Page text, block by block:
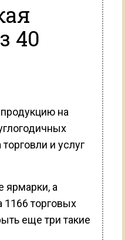
40
на
и услуг
ярмарки, а
1166 торговых
еще три такие